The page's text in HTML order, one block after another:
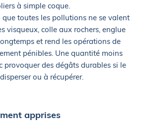
à simple coque.
que toutes les pollutions ne se valent
visqueux, colle aux rochers, englue
et rend les opérations de
pénibles. Une quantité moins
provoquer des dégâts durables si le
ou à récupérer.
apprises